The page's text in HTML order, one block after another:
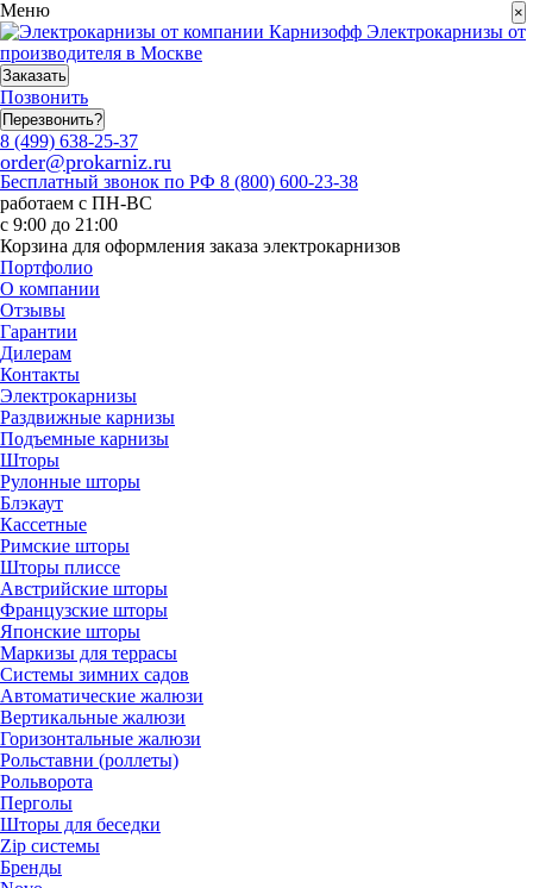
Меню
Электрокарнизы от
производителя в Москве
Заказать
Позвонить
Перезвонить?
8 (499) 638-25-37
order@prokarniz.ru
Бесплатный звонок по РФ 8 (800) 600-23-38
работаем с ПН-ВС
с 9:00 до 21:00
Корзина для оформления заказа электрокарнизов
Портфолио
О компании
Отзывы
Гарантии
Дилерам
Контакты
Электрокарнизы
Раздвижные карнизы
Подъемные карнизы
Шторы
Рулонные шторы
Блэкаут
Кассетные
Римские шторы
Шторы плиссе
Австрийские шторы
Французские шторы
Японские шторы
Маркизы для террасы
Системы зимних садов
Автоматические жалюзи
Вертикальные жалюзи
Горизонтальные жалюзи
Рольставни (роллеты)
Рольворота
Перголы
Шторы для беседки
Zip системы
Бренды
×